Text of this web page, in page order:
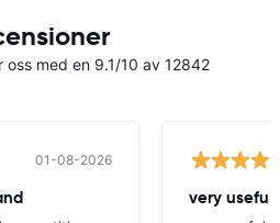
oss med en 9.1/10 av 12842
01-08-2026
very useful